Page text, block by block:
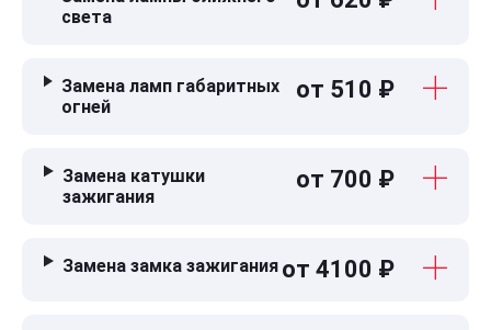
света
Замена ламп габаритных
огней
от 510 ₽
Замена катушки
зажигания
от 700 ₽
Замена замка зажигания от 4100 ₽